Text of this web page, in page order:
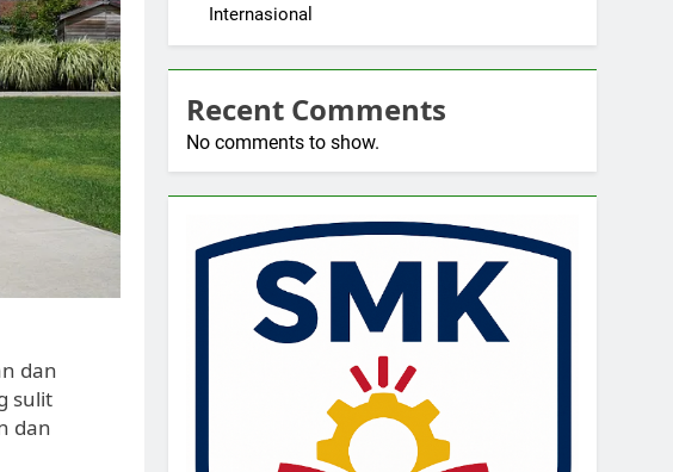
dan
sulit
dan
Internasional
Recent Comments
No comments to show.